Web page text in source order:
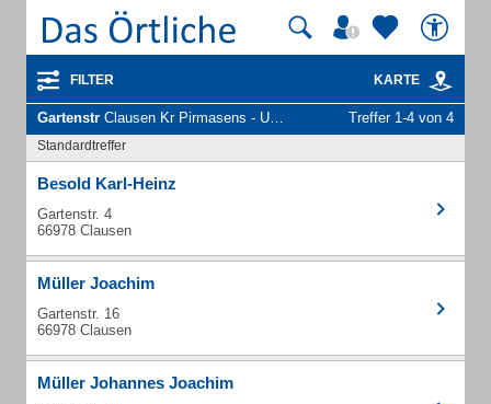
FILTER KARTE
Gartenstr Clausen Kr Pirmasens - Unternehmen und Personen Treffer 1-4 von 4
Standardtreffer
Besold Karl-Heinz
Gartenstr. 4
66978 Clausen
Müller Joachim
Gartenstr. 16
66978 Clausen
Müller Johannes Joachim